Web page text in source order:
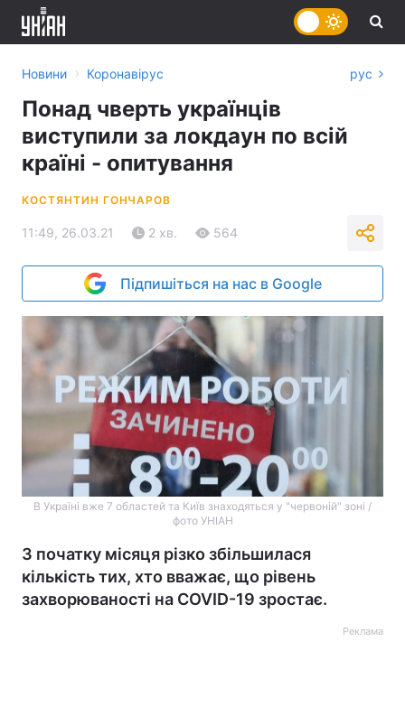
Новини › Коронавірус рус
Понад чверть українців
виступили за локдаун по всій
країні - опитування
КОСТЯНТИН ГОНЧАРОВ
11:49, 26.03.21 2 хв. 564
Підпишіться на нас в Google
В Україні вже 7 областей та Київ знаходяться у "червоній" зоні /
фото УНІАН
З початку місяця різко збільшилася
кількість тих, хто вважає, що рівень
захворюваності на COVID-19 зростає.
Реклама